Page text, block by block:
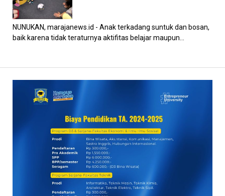
NUNUKAN, marajanews.id - Anak terkadang suntuk dan bosan,
baik karena tidak teraturnya aktifitas belajar maupun...